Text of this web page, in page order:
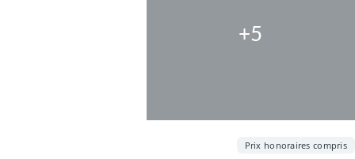
+5
Prix honoraires compris